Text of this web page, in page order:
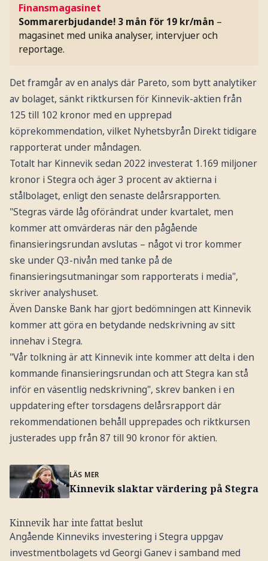
Finansmagasinet
Sommarerbjudande! 3 mån för 19 kr/mån –
magasinet med unika analyser, intervjuer och
reportage.
Det framgår av en analys där Pareto, som bytt analytiker
av bolaget, sänkt riktkursen för Kinnevik-aktien från
125 till 102 kronor med en upprepad
köprekommendation, vilket Nyhetsbyrån Direkt tidigare
rapporterat under måndagen.
Totalt har Kinnevik sedan 2022 investerat 1.169 miljoner
kronor i Stegra och äger 3 procent av aktierna i
stålbolaget, enligt den senaste delårsrapporten.
"Stegras värde låg oförändrat under kvartalet, men
kommer att omvärderas när den pågående
finansieringsrundan avslutas – något vi tror kommer
ske under Q3-nivån med tanke på de
finansieringsutmaningar som rapporterats i media",
skriver analyshuset.
Även Danske Bank har gjort bedömningen att Kinnevik
kommer att göra en betydande nedskrivning av sitt
innehav i Stegra.
"Vår tolkning är att Kinnevik inte kommer att delta i den
kommande finansieringsrundan och att Stegra kan stå
inför en väsentlig nedskrivning", skrev banken i en
uppdatering efter torsdagens delårsrapport där
rekommendationen behåll upprepades och riktkursen
justerades upp från 87 till 90 kronor för aktien.
LÄS MER
Kinnevik slaktar värdering på Stegra
Kinnevik har inte fattat beslut
Angående Kinneviks investering i Stegra uppgav
investmentbolagets vd Georgi Ganev i samband med